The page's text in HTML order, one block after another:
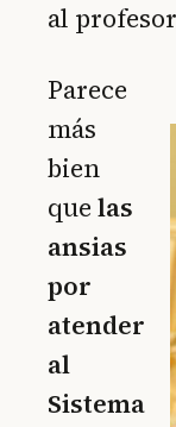
al
Parece
más
bien
que las
ansias
por
atender
al
Sistema